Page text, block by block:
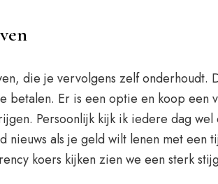
die je vervolgens zelf
betalen. Er is een optie en koop
Persoonlijk kijk ik iedere dag
nieuws als je geld wilt lenen met
koers kijken zien we een sterk